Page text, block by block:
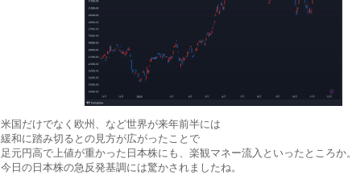
米国だけでなく欧州、など世界が来年前半には
緩和に踏み切るとの見方が広がったことで
足元円高で上値が重かった日本株にも、楽観マネー流入といったところか。
今日の日本株の急反発基調には驚かされましたね。